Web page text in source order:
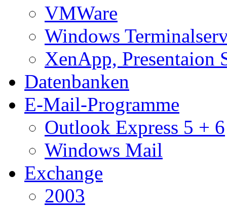
VMWare
Windows
XenApp, Presentaion
Datenbanken
E-Mail-Programme
Outlook Express 5 + 6
Windows Mail
Exchange
2003